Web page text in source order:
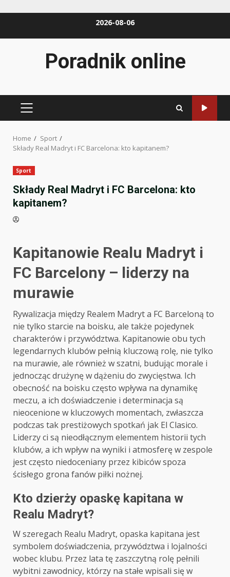
2026-08-06
Poradnik online
PRIMARY
Home
Sport
Składy Real Madryt i FC Barcelona: kto kapitanem?
Sport
Składy Real Madryt i FC Barcelona: kto
kapitanem?
Kapitanowie Realu Madryt i
FC Barcelony – liderzy na
murawie
Rywalizacja między Realem Madryt a FC Barceloną to
nie tylko starcie na boisku, ale także pojedynek
charakterów i przywództwa. Kapitanowie obu tych
legendarnych klubów pełnią kluczową rolę, nie tylko
na murawie, ale również w szatni, budując morale i
jednocząc drużynę w dążeniu do zwycięstwa. Ich
obecność na boisku często wpływa na dynamikę
meczu, a ich doświadczenie i determinacja są
nieocenione w kluczowych momentach, zwłaszcza
podczas tak prestiżowych spotkań jak El Clasico.
Liderzy ci są nieodłącznym elementem historii tych
klubów, a ich wpływ na wyniki i atmosferę w zespole
jest często niedoceniany przez kibiców spoza
ścisłego grona fanów piłki nożnej.
Kto dzierży opaskę kapitana w
Realu Madryt?
W szeregach Realu Madryt, opaska kapitana jest
symbolem doświadczenia, przywództwa i lojalności
wobec klubu. Przez lata tę zaszczytną rolę pełnili
wybitni zawodnicy, którzy na stałe wpisali się w